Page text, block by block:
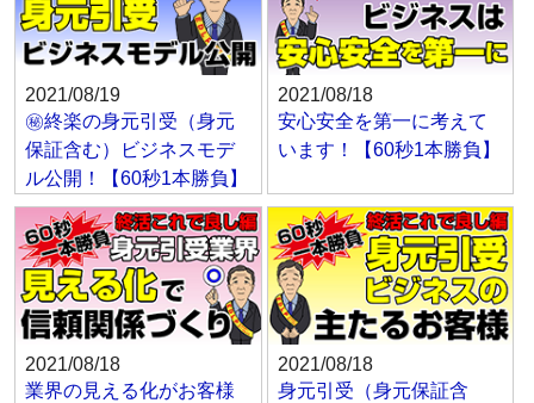
2021/08/19
㊙終楽の身元引受（身元
保証含む）ビジネスモデ
ル公開！【60秒1本勝負】
2021/08/18
安心安全を第一に考えて
います！【60秒1本勝負】
2021/08/18
業界の見える化がお客様
2021/08/18
身元引受（身元保証含